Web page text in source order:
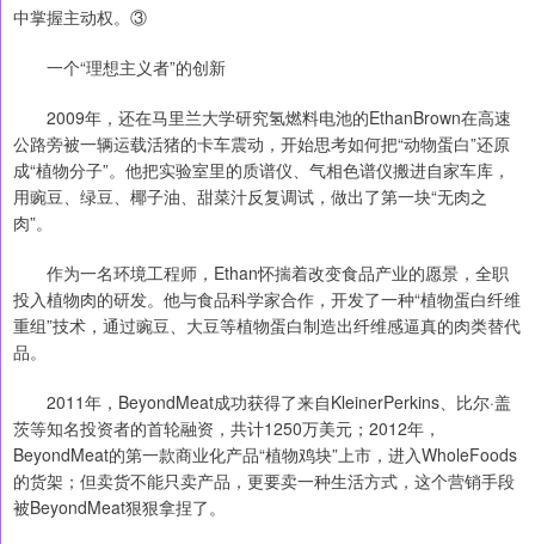
中掌握主动权。③
一个“理想主义者”的创新
2009年，还在马里兰大学研究氢燃料电池的EthanBrown在高速
公路旁被一辆运载活猪的卡车震动，开始思考如何把“动物蛋白”还原
成“植物分子”。他把实验室里的质谱仪、气相色谱仪搬进自家车库，
用豌豆、绿豆、椰子油、甜菜汁反复调试，做出了第一块“无肉之
肉”。
作为一名环境工程师，Ethan怀揣着改变食品产业的愿景，全职
投入植物肉的研发。他与食品科学家合作，开发了一种“植物蛋白纤维
重组”技术，通过豌豆、大豆等植物蛋白制造出纤维感逼真的肉类替代
品。
2011年，BeyondMeat成功获得了来自KleinerPerkins、比尔·盖
茨等知名投资者的首轮融资，共计1250万美元；2012年，
BeyondMeat的第一款商业化产品“植物鸡块”上市，进入WholeFoods
的货架；但卖货不能只卖产品，更要卖一种生活方式，这个营销手段
被BeyondMeat狠狠拿捏了。